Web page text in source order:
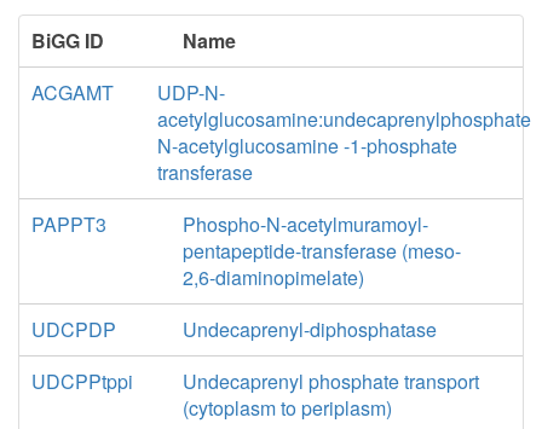
BiGG ID
Name
ACGAMT
UDP-N-
acetylglucosamine:undecaprenylphosphate
N-acetylglucosamine -1-phosphate
transferase
PAPPT3
Phospho-N-acetylmuramoyl-
pentapeptide-transferase (meso-
2,6-diaminopimelate)
UDCPDP
Undecaprenyl-diphosphatase
UDCPPtppi
Undecaprenyl phosphate transport
(cytoplasm to periplasm)